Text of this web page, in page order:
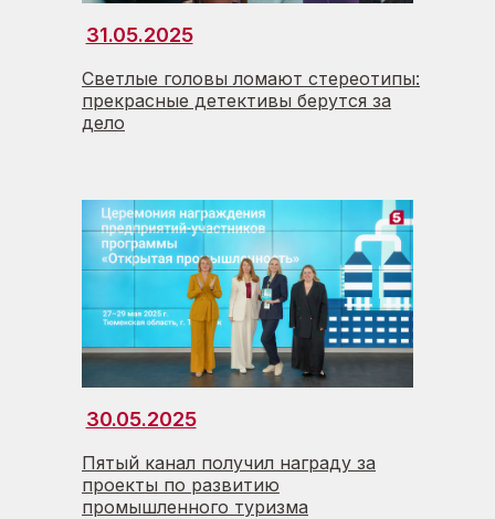
30.05.2025
Пятый канал получил награду за
проекты по развитию
промышленного туризма
Светлые головы ломают стереотипы:
прекрасные детективы берутся за
дело
31.05.2025